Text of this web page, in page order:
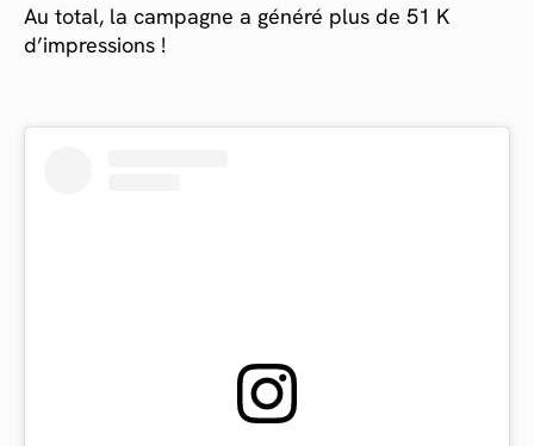
Au total, la campagne a généré plus de 51 K
d’impressions !